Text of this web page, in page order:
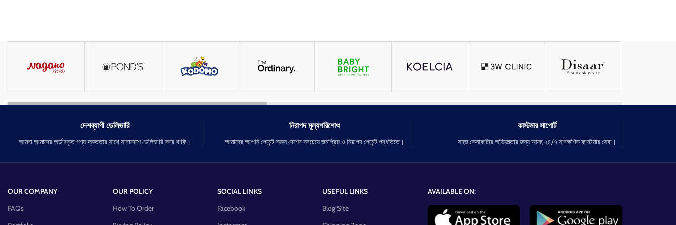
দেশব্যাপী ডেলিভারি
আমরা আমাদের অর্ডারকৃত পণ্য দ্রুততার সাথে সারাদেশে ডেলিভারি করে থাকি।
নিরাপদ মূল্যপরিশোধ
আমাদের আপনি পেমেন্ট করুন দেশের সবচেয়ে জনপ্রিয় ও নিরাপদ পেমেন্ট পদ্ধতিতে।
কাস্টমার সাপোর্ট
সহজ কেনাকাটার অভিজ্ঞতার জন্য আছে ২৪/৭ সার্বক্ষণিক কাস্টমার সেবা।
OUR COMPANY
FAQs
OUR POLICY
How To Order
SOCIAL LINKS
Facebook
USEFUL LINKS
Blog Site
AVAILABLE ON: